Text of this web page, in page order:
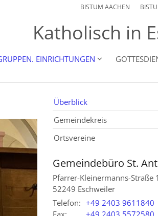
BISTUM AACHEN
Katholisch in
EINRICHTUNGEN
Überblick
Gemeindekreis
Ortsvereine
Gemeindebüro St.
Pfarrer-Kleinermanns-Straße
52249 Eschweiler
Telefon: +49 2403 9611840
Fax:
+49 2403 5572580